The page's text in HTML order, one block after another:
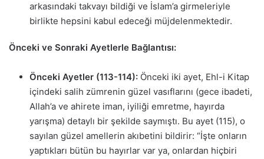
arkasındaki takvayı bildiği ve İslam’a girmeleriyle
birlikte hepsini kabul edeceği müjdelenmektedir.
Önceki ve Sonraki Ayetlerle Bağlantısı:
Önceki Ayetler (113-114): Önceki iki ayet, Ehl-i Kitap
içindeki salih zümrenin güzel vasıflarını (gece ibadeti,
Allah’a ve ahirete iman, iyiliği emretme, hayırda
yarışma) detaylı bir şekilde saymıştı. Bu ayet (115), o
sayılan güzel amellerin akıbetini bildirir: “İşte onların
yaptıkları bütün bu hayırlar var ya, onlardan hiçbiri